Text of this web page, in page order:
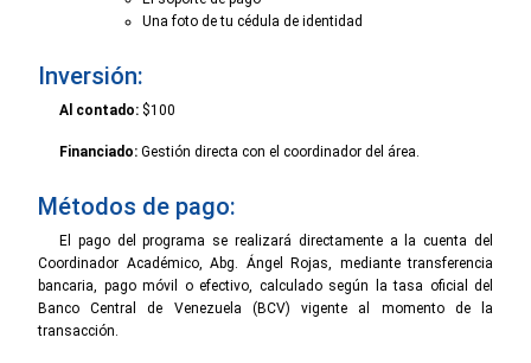
Una foto de tu cédula de identidad
Inversión:
Al contado: $100
Financiado: Gestión directa con el coordinador del área.
Métodos de pago:
El pago del programa se realizará directamente a la cuenta del
Coordinador Académico, Abg. Ángel Rojas, mediante transferencia
bancaria, pago móvil o efectivo, calculado según la tasa oficial del
Banco Central de Venezuela (BCV) vigente al momento de la
transacción.